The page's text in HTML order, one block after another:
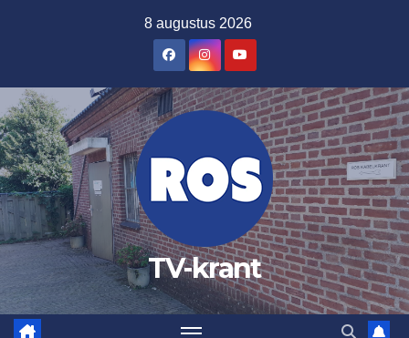
inhoud
8 augustus 2026
TV-krant